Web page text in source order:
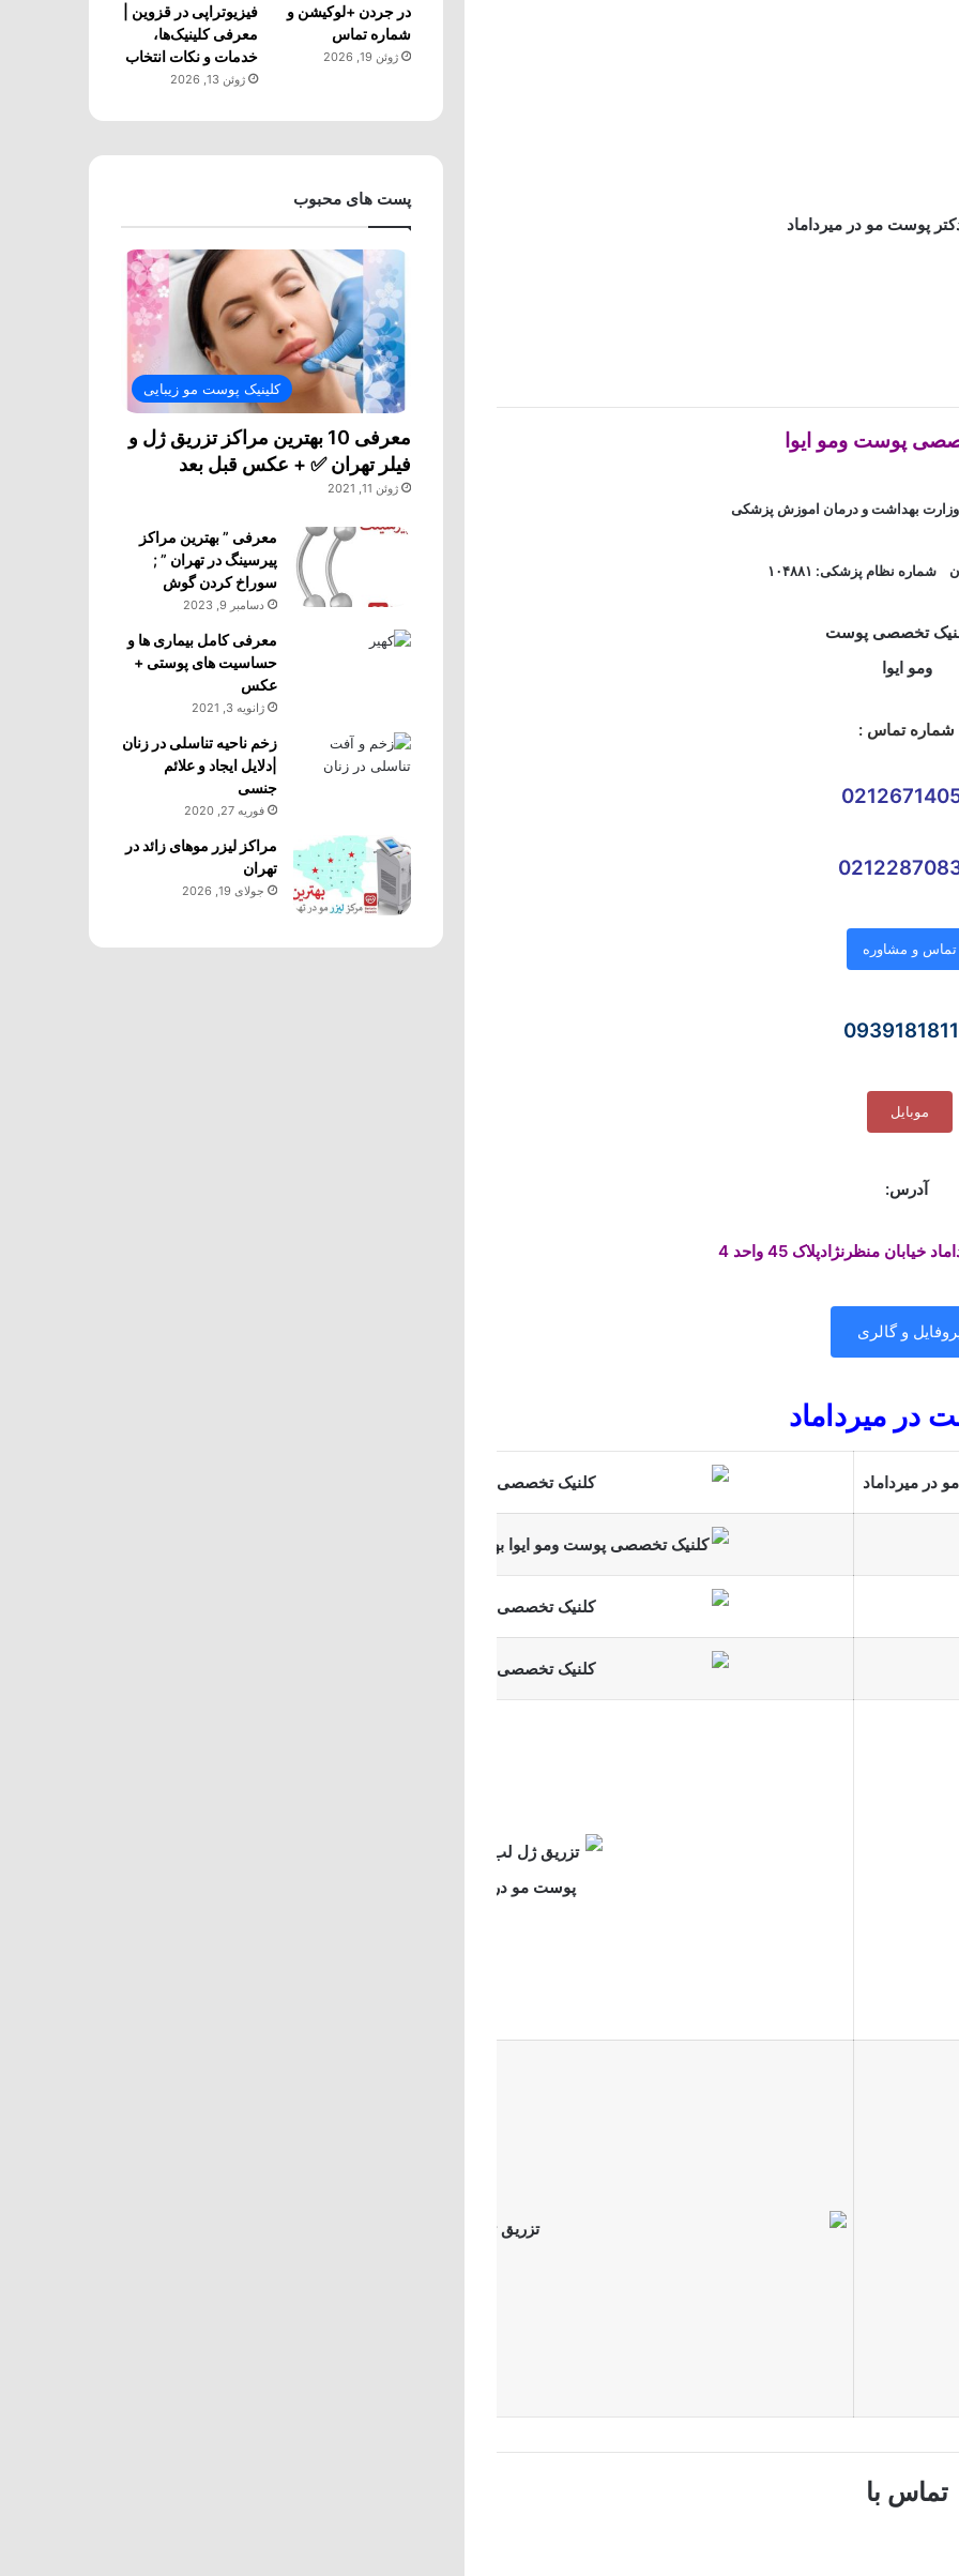
پوست ومو ایوا
بهداشت و درمان اموزش پزشکی
شماره نظام پزشکی: ۱۰۴۸۸۱
شماره تماس :
تماس و مشاوره
موبایل
آدرس:
خیابان منظرنژادپلاک 45 واحد 4
و گالری
در میرداماد
تماس با
در جردن +لوکیشن و
شماره تماس
ژوئن 19, 2026
فیزیوتراپی در قزوین |
معرفی کلینیک‌ها،
خدمات و نکات انتخاب
ژوئن 13, 2026
پست های محبوب
کلینیک پوست مو زیبایی
معرفی 10 بهترین مراکز تزریق ژل و
فیلر تهران ✅ + عکس قبل بعد
ژوئن 11, 2021
معرفی ” بهترین مراکز
پیرسینگ در تهران ” ;
سوراخ کردن گوش
دسامبر 9, 2023
معرفی کامل بیماری ها و
حساسیت های پوستی +
عکس
ژانویه 3, 2021
زخم ناحیه تناسلی در زنان
|دلایل ایجاد و علائم
جنسی
فوریه 27, 2020
مراکز لیزر موهای زائد در
تهران
جولای 19, 2026